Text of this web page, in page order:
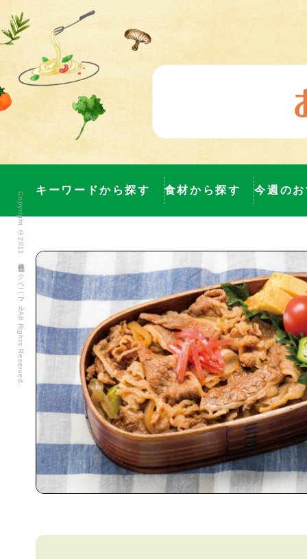
キーワードから探す 食材から探す 今週の
Copyright ©2011 株式会社ヨークベニマル All Rights Reserved.